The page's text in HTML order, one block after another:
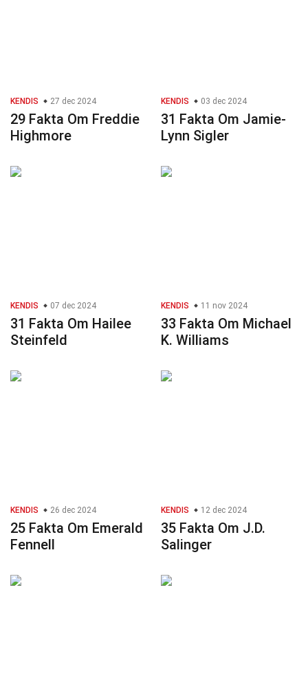
KENDIS 27 dec 2024
29 Fakta Om Freddie
Highmore
KENDIS 03 dec 2024
31 Fakta Om Jamie-
Lynn Sigler
KENDIS 07 dec 2024
31 Fakta Om Hailee
Steinfeld
KENDIS 11 nov 2024
33 Fakta Om Michael
K. Williams
KENDIS 26 dec 2024
25 Fakta Om Emerald
Fennell
KENDIS 12 dec 2024
35 Fakta Om J.D.
Salinger